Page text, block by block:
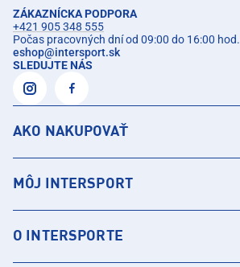
ZÁKAZNÍCKA PODPORA
+421 905 348 555
Počas pracovných dní od 09:00 do 16:00 hod.
eshop@intersport.sk
SLEDUJTE NÁS
AKO NAKUPOVAŤ
MÔJ INTERSPORT
O INTERSPORTE